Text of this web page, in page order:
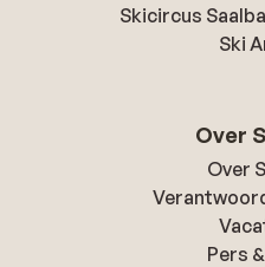
Skicircus
Ski
Over
Over
Pers